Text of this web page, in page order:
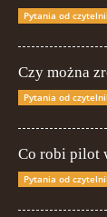
Pytania od
Czy można
Pytania od
Co robi pilot
Pytania od